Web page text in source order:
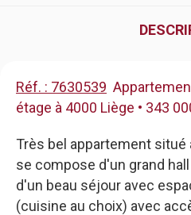
Réf. : 7630539
étage à 4000 Liège • 343
Très bel appartement situé
se compose d'un grand
d'un beau séjour avec
(cuisine au choix) avec